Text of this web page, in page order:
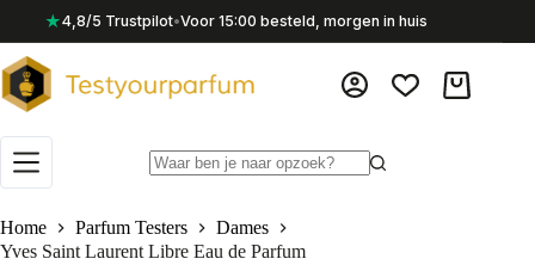
inhoud
★4,8/5 Trustpilot•Voor 15:00 besteld, morgen in huis
Home
Parfum Testers
Dames
Yves Saint Laurent Libre Eau de Parfum